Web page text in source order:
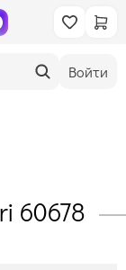
Войти
60678